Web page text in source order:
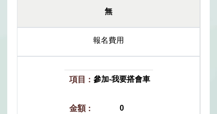
無
報名費用
參加-我要搭會車
0